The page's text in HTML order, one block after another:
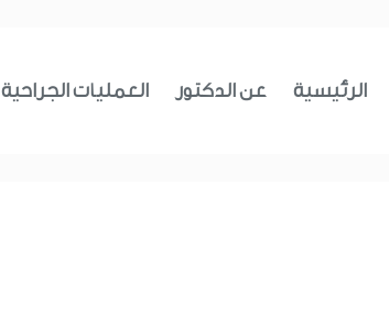
الرئيسية عن الدكتور العمليات الجراحية